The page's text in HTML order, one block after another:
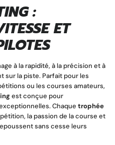
:
ET
à la rapidité, à la précision et à
sur la piste. Parfait pour les
ou les courses amateurs,
est conçue pour
Chaque trophée
la passion de la course et
sans cesse leurs